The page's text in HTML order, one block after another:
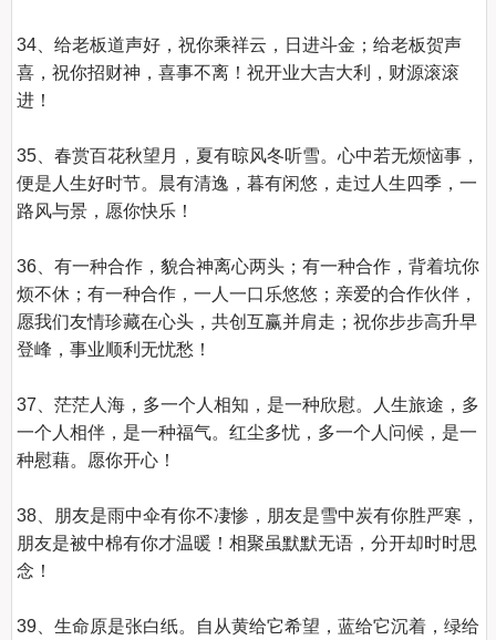
34、给老板道声好，祝你乘祥云，日进斗金；给老板贺声
喜，祝你招财神，喜事不离！祝开业大吉大利，财源滚滚
进！
35、春赏百花秋望月，夏有晾风冬听雪。心中若无烦恼事，
便是人生好时节。晨有清逸，暮有闲悠，走过人生四季，一
路风与景，愿你快乐！
36、有一种合作，貌合神离心两头；有一种合作，背着坑你
烦不休；有一种合作，一人一口乐悠悠；亲爱的合作伙伴，
愿我们友情珍藏在心头，共创互赢并肩走；祝你步步高升早
登峰，事业顺利无忧愁！
37、茫茫人海，多一个人相知，是一种欣慰。人生旅途，多
一个人相伴，是一种福气。红尘多忧，多一个人问候，是一
种慰藉。愿你开心！
38、朋友是雨中伞有你不凄惨，朋友是雪中炭有你胜严寒，
朋友是被中棉有你才温暖！相聚虽默默无语，分开却时时思
念！
39、生命原是张白纸。自从黄给它希望，蓝给它沉着，绿给